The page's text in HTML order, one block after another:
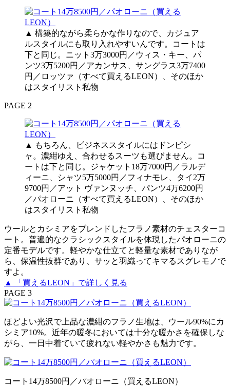
▲ 構築的ながら柔らかな作りなので、カジュア
ルスタイルにも取り入れやすいんです。コートは
下と同じ。ニット3万3000円／ウィス・キー、パ
ンツ3万5200円／アカンサス、サングラス3万7400
円／ロッツァ（すべて買えるLEON）、そのほか
はスタイリスト私物
PAGE 2
▲ もちろん、ビジネススタイルにはドンピシ
ャ。濃紺ゆえ、合わせるスーツも選びません。コ
ートは下と同じ。ジャケット18万7000円／ラルデ
ィーニ、シャツ5万5000円／フィナモレ、タイ2万
9700円／アット ヴァンヌッチ、パンツ4万6200円
／パオローニ（すべて買えるLEON）、そのほか
はスタイリスト私物
ウールとカシミアをブレンドしたフラノ素材のチェスターコ
ート。普遍的なクラシックスタイルを体現したパオローニの
定番モデルです。軽やかな仕立てと軽量な素材でありなが
ら、保温性抜群であり、サッと羽織ってキマるスグレモノで
すよ。
▲ 「買えるLEON」で詳しく見る
PAGE 3
ほどよい光沢で上品な濃紺のフラノ生地は、ウール90%にカ
シミア10%。近年の暖冬においては十分な暖かさを確保しな
がら、一日中着ていて疲れない軽やかさも魅力です。
コート14万8500円／パオローニ（買えるLEON）